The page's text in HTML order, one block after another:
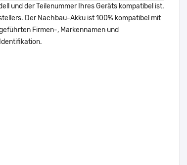
und der Teilenummer Ihres Geräts kompatibel ist.
Der Nachbau-Akku ist 100% kompatibel mit
Firmen-, Markennamen und